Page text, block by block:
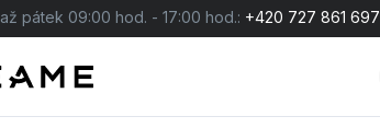
pátek 09:00 hod. - 17:00 hod.: +420 727 861 697